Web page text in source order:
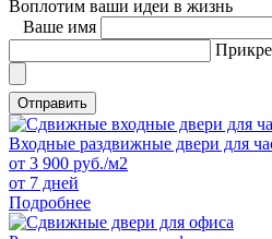
Воплотим ваши идеи в жизнь
Ваше имя
Отправить
Входные раздвижные двери для
от 3 900 руб./м2
от 7 дней
Подробнее